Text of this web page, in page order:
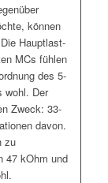
können
Hauptlast-
MCs fühlen
des 5-
wohl. Der
Zweck: 33-
davon.
zu
47 kOhm und